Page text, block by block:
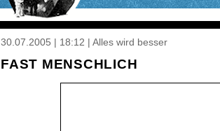
30.07.2005 | 18:12 | Alles wird besser
FAST MENSCHLICH